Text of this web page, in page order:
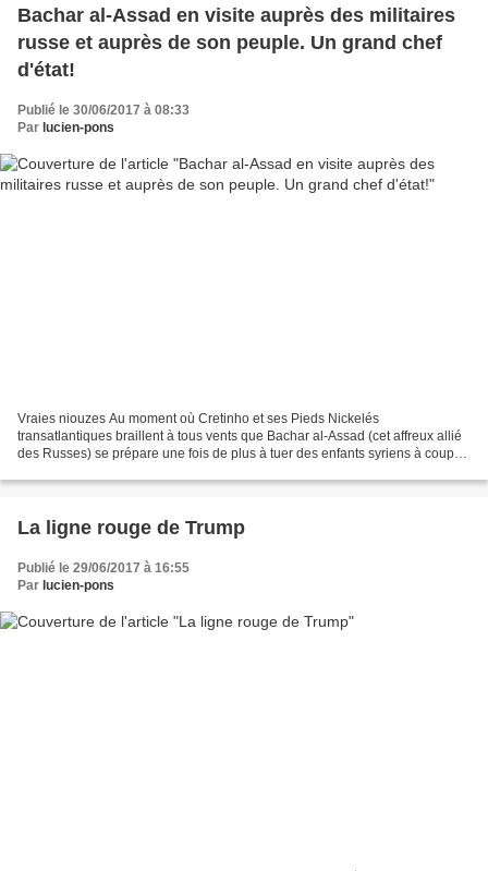
Bachar al-Assad en visite auprès des militaires
russe et auprès de son peuple. Un grand chef
d'état!
Publié le 30/06/2017 à 08:33
Par lucien-pons
Vraies niouzes Au moment où Cretinho et ses Pieds Nickelés
transatlantiques braillent à tous vents que Bachar al-Assad (cet affreux allié
des Russes) se prépare une fois de plus à tuer des enfants syriens à coups
La ligne rouge de Trump
Publié le 29/06/2017 à 16:55
Par lucien-pons